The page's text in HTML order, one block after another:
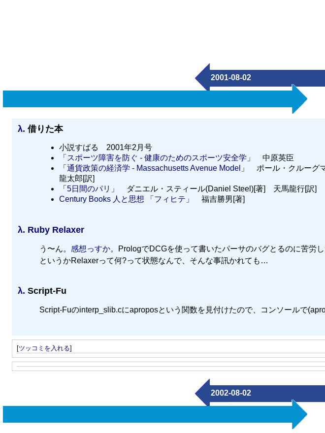
2001-08-02
λ. 借りた本
小説すばる 2001年2月号
「 スポーツ障害を防ぐ - 健康のためのスポーツ安全学 」 中原英臣
「 通貨政策の経済学 - Massachusetts Avenue Model 」 ポール・クルーグ
龍太郎[訳]
「 5日間のパリ 」 ダニエル・スティール(Daniel Steel)[著] 天馬龍行[訳]
Century Books 人と思想 「フィヒテ」
福吉勝男[著]
λ. Ruby Relaxer
う〜ん。 感想っすか。
PrologでDCGを使って書いたパーサのバグとるのに苦労
というかRelaxerって何?って状態なんで、そんな事訊かれても…
λ. Script-Fu
Script-Fuのinterp_slib.cにaproposという関数を見付けたので、コンソールで
[ツッコミを入れる]
2002-08-02